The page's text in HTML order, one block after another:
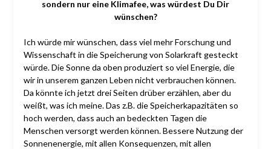
sondern nur eine Klimafee, was würdest Du Dir
wünschen?
Ich würde mir wünschen, dass viel mehr Forschung und
Wissenschaft in die Speicherung von Solarkraft gesteckt
würde. Die Sonne da oben produziert so viel Energie, die
wir in unserem ganzen Leben nicht verbrauchen können.
Da könnte ich jetzt drei Seiten drüber erzählen, aber du
weißt, was ich meine. Das z.B. die Speicherkapazitäten so
hoch werden, dass auch an bedeckten Tagen die
Menschen versorgt werden können. Bessere Nutzung der
Sonnenenergie, mit allen Konsequenzen, mit allen